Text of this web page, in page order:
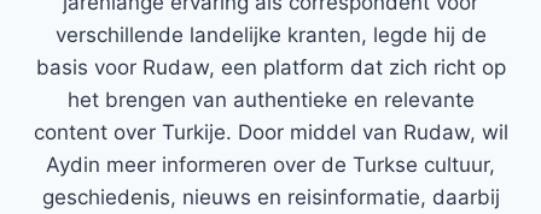
verschillende landelijke kranten, legde hij de
basis voor Rudaw, een platform dat zich richt op
het brengen van authentieke en relevante
content over Turkije. Door middel van Rudaw, wil
Aydin meer informeren over de Turkse cultuur,
geschiedenis, nieuws en reisinformatie, daarbij